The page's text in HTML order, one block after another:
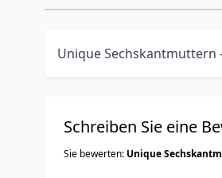
Unique Sechskantmuttern
Schreiben Sie eine
Sie bewerten: Unique